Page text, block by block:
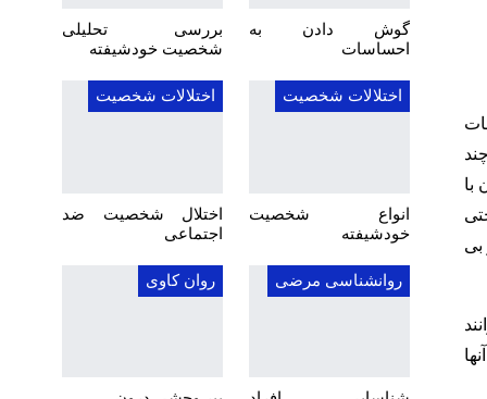
با
بی
گوش دادن به
احساسات
بررسی تحلیلی
شخصیت خودشیفته
اختلالات شخصیت
انواع شخصیت
خودشیفته
اختلالات شخصیت
اختلال شخصیت ضد
اجتماعی
روانشناسی مرضی روان کاوی